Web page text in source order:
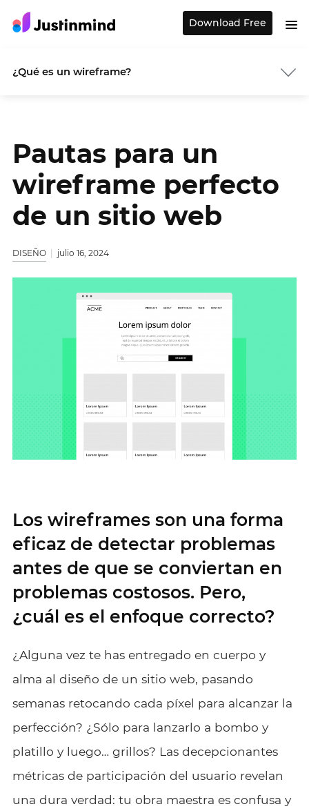
Download Free
¿Qué es un wireframe?
Pautas para un
wireframe perfecto
de un sitio web
DISEÑO julio 16, 2024
Los wireframes son una forma
eficaz de detectar problemas
antes de que se conviertan en
problemas costosos. Pero,
¿cuál es el enfoque correcto?
¿Alguna vez te has entregado en cuerpo y
alma al diseño de un sitio web, pasando
semanas retocando cada píxel para alcanzar la
perfección? ¿Sólo para lanzarlo a bombo y
platillo y luego… grillos? Las decepcionantes
métricas de participación del usuario revelan
una dura verdad: tu obra maestra es confusa y